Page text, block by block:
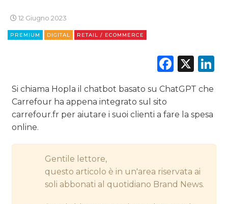
ESTERNA
RICERCHE
PREVISIONI/SCENARI
12 Giugno 2023
PREMIUM DIGITAL RETAIL / ECOMMERCE
X
Si chiama Hopla il chatbot basato su ChatGPT che
Carrefour ha appena integrato sul sito
carrefour.fr per aiutare i suoi clienti a fare la spesa
online.
Gentile lettore,
questo articolo è in un'area riservata ai
soli abbonati al quotidiano Brand News.